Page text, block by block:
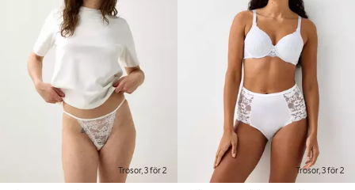
Trosor, 3 för 2 Trosor, 3 för 2